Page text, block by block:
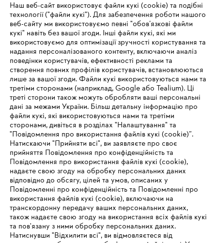
Захисний одяг, взуття та аксесуари
Наш веб-сайт використовує файли кукі (cookie) та подібні
технології ("файли кукі"). Для забезпечення роботи нашого
веб-сайту ми використовуємо певні "обов’язкові файли
кукі" навіть без вашої згоди. Інші файли кукі, які ми
використовуємо для оптимізації зручності користування та
надання персоналізованого контенту, включаючи аналіз
поведінки користувачів, ефективності реклами та
створення повних профілів користувачів, встановлюються
лише за вашої згоди. Файли кукі використовуються нами та
третіми сторонами (наприклад, Google або Tealium). Ці
треті сторони також можуть обробляти ваші персональні
дані за межами України. Більш детальну інформацію про
файли кукі, які використовуються нами та третіми
сторонами, дивіться в розділах "Налаштування" та
"Повідомлення про використання файлів кукі (cookie)”.
Натискаючи "Прийняти всі", ви заявляєте про своє
прийняття Повідомлення про конфіденційність та
Повідомлення про використання файлів кукі (cookie),
надаєте свою згоду на обробку персональних даних
відповідно до обсягу, цілей та умов, описаних у
Повідомленні про конфіденційність та Повідомленні про
використання файлів кукі (cookie), включаючи на
транскордонну передачу ваших персональних даних,
також надаєте свою згоду на використання всіх файлів кукі
та пов'язану з ними обробку персональних даних.
Натиснувши "Відхилити всі", ви відмовляєтеся від